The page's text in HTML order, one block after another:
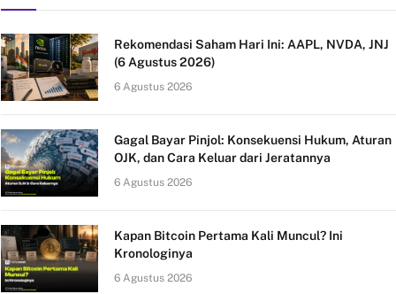
Rekomendasi Saham Hari Ini: AAPL, NVDA, JNJ
(6 Agustus 2026)
6 Agustus 2026
Gagal Bayar Pinjol: Konsekuensi Hukum, Aturan
OJK, dan Cara Keluar dari Jeratannya
6 Agustus 2026
Kapan Bitcoin Pertama Kali Muncul? Ini
Kronologinya
6 Agustus 2026